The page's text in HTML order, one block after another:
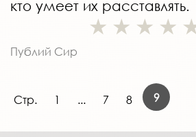
кто умеет их расставлять.
Публий Сир
Стр. 1 ... 7 8 9